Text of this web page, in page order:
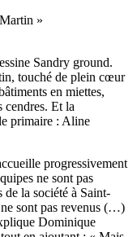
»
Sandry ground.
touché de plein cœur
en miettes,
cendres. Et la
primaire : Aline
progressivement
ne sont pas
de la société à Saint-
sont pas revenus (…)
Dominique